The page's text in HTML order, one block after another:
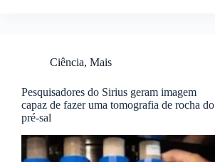
Ciência, Mais
Pesquisadores do Sirius geram imagem
capaz de fazer uma tomografia de rocha do
pré-sal